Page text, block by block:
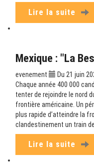
Lire la suite
Mexique : "La
evenement
Du 21 juin
Chaque année 400 000
tenter de rejoindre le nord
frontière américaine. Un
plus rapide d’atteindre la
clandestinement un train
Lire la suite